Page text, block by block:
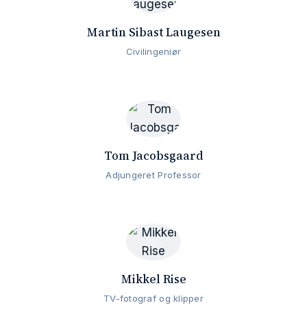
Martin Sibast Laugesen
Civilingeniør
Tom Jacobsgaard
Adjungeret Professor
Mikkel Rise
TV-fotograf og klipper